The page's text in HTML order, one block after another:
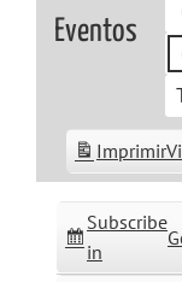
Eventos
Subscribe
in
Imprimir